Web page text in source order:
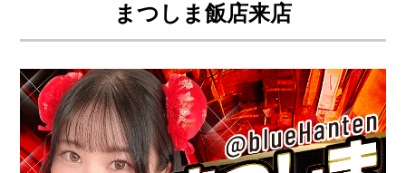
まつしま飯店来店